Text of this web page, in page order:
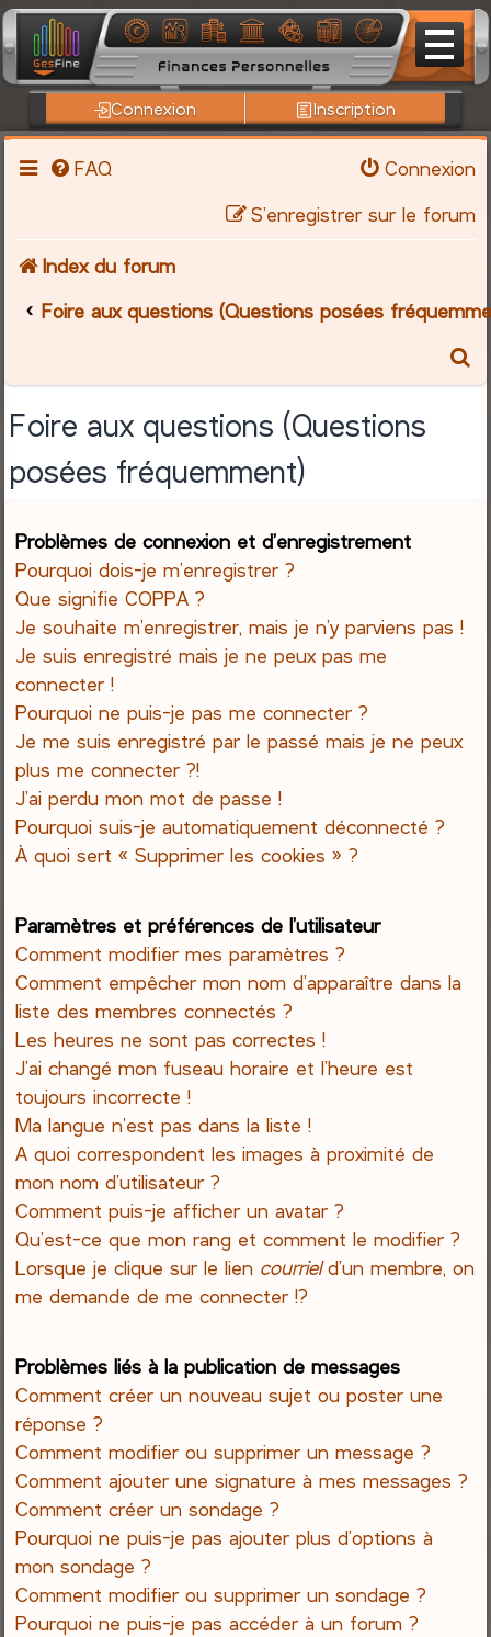
Connexion Inscription
FAQ
Connexion
S’enregistrer sur le forum
Index du forum
Foire aux questions (Questions posées
Foire aux questions (Questions
posées fréquemment)
Problèmes de connexion et d’enregistrement
Pourquoi dois-je m’enregistrer ?
Que signifie COPPA ?
Je souhaite m’enregistrer, mais je n’y parviens pas !
Je suis enregistré mais je ne peux pas me
connecter !
Pourquoi ne puis-je pas me connecter ?
Je me suis enregistré par le passé mais je ne peux
plus me connecter ?!
J’ai perdu mon mot de passe !
Pourquoi suis-je automatiquement déconnecté ?
À quoi sert « Supprimer les cookies » ?
Paramètres et préférences de l’utilisateur
Comment modifier mes paramètres ?
Comment empêcher mon nom d’apparaître dans la
liste des membres connectés ?
Les heures ne sont pas correctes !
J’ai changé mon fuseau horaire et l’heure est
toujours incorrecte !
Ma langue n’est pas dans la liste !
A quoi correspondent les images à proximité de
mon nom d’utilisateur ?
Comment puis-je afficher un avatar ?
Qu’est-ce que mon rang et comment le modifier ?
Lorsque je clique sur le lien courrield’un membre, on
me demande de me connecter !?
Problèmes liés à la publication de messages
Comment créer un nouveau sujet ou poster une
réponse ?
Comment modifier ou supprimer un message ?
Comment ajouter une signature à mes messages ?
Comment créer un sondage ?
Pourquoi ne puis-je pas ajouter plus d’options à
mon sondage ?
Comment modifier ou supprimer un sondage ?
Pourquoi ne puis-je pas accéder à un forum ?